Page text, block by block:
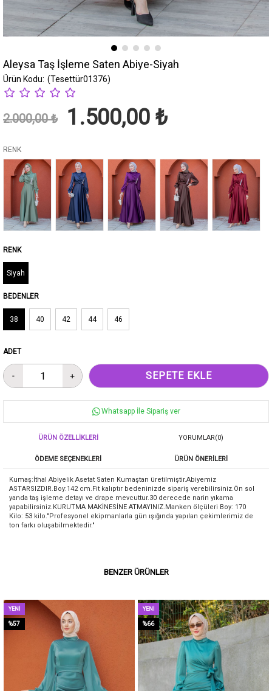
Aleysa Taş İşleme Saten Abiye-Siyah
(Tesettür01376)
2.000,00 ₺ 1.500,00 ₺
RENK
Siyah
BEDENLER
38 40 42 44 46
ADET
Whatsapp İle Sipariş ver
ÜRÜN ÖZELLIKLERI YORUMLAR(0)
ÖDEME SEÇENEKLERI ÜRÜN ÖNERILERI
Kumaş:İthal Abiyelik Asetat Saten Kumaştan üretilmiştir.Abiyemiz
ASTARSIZDIR.Boy:142 cm.Fit kalıptır bedeninizde sipariş verebilirsiniz.Ön sol
yanda taş işleme detayı ve drape mevcuttur.30 derecede narin yıkama
yapabilirsiniz.KURUTMA MAKİNESİNE ATMAYINIZ.Manken ölçüleri Boy: 170
Kilo: 53 kilo."Profesyonel ekipmanlarla gün ışığında yapılan çekimlerimiz de
ton farkı oluşabilmektedir."
BENZER ÜRÜNLER
%57
YENI
ÜRÜN
%66
YENI
ÜRÜN